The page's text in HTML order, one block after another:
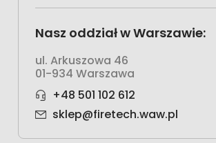
Nasz oddział w Warszawie:
ul. Arkuszowa 46
01-934 Warszawa
+48 501 102 612
sklep@firetech.waw.pl